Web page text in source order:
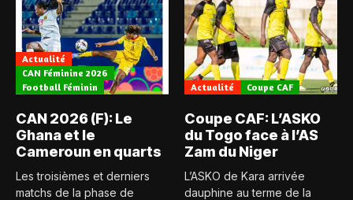
Actualité
CAN Féminine 2026
Football Féminin
CAN 2026 (F): Le
Ghana et le
Cameroun en quarts
Les troisièmes et derniers
matchs de la phase de
Actualité Coupe CAF
Coupe CAF: L’ASKO
du Togo face à l’AS
Zam du Niger
L’ASKO de Kara arrivée
dauphine au terme de la